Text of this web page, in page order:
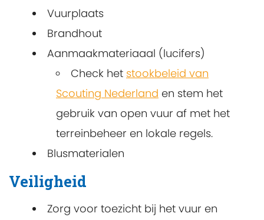
Vuurplaats
Brandhout
Aanmaakmateriaaal (lucifers)
Check het stookbeleid van
Scouting Nederland en stem het
gebruik van open vuur af met het
terreinbeheer en lokale regels.
Blusmaterialen
Veiligheid
Zorg voor toezicht bij het vuur en